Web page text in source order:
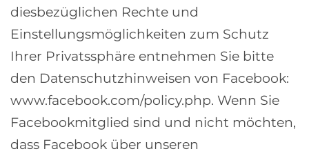
diesbezüglichen Rechte und
Einstellungsmöglichkeiten zum Schutz
Ihrer Privatssphäre entnehmen Sie bitte
den Datenschutzhinweisen von Facebook:
www.facebook.com/policy.php. Wenn Sie
Facebookmitglied sind und nicht möchten,
dass Facebook über unseren